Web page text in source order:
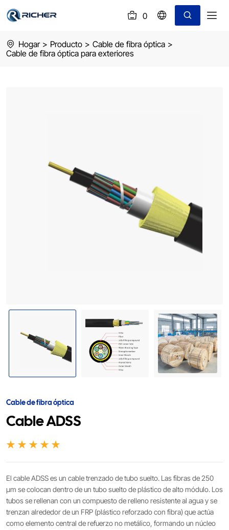
0
ADSS
Cable
Hogar > Producto > Cable de fibra óptica >
Cable de fibra óptica para exteriores
Cable de fibra óptica
Cable ADSS
El cable ADSS es un cable trenzado de tubo suelto. Las fibras de 250
μm se colocan dentro de un tubo suelto de plástico de alto módulo. Los
tubos se rellenan con un compuesto de relleno resistente al agua y se
trenzan alrededor de un FRP (plástico reforzado con fibra) que actúa
como elemento central de refuerzo no metálico, formando un núcleo